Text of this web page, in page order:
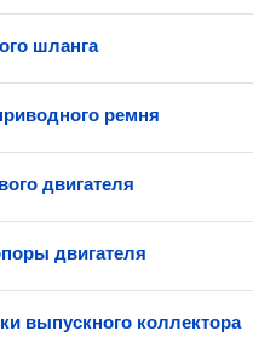
шланга
ремня
двигателя
двигателя
выпускного коллектора